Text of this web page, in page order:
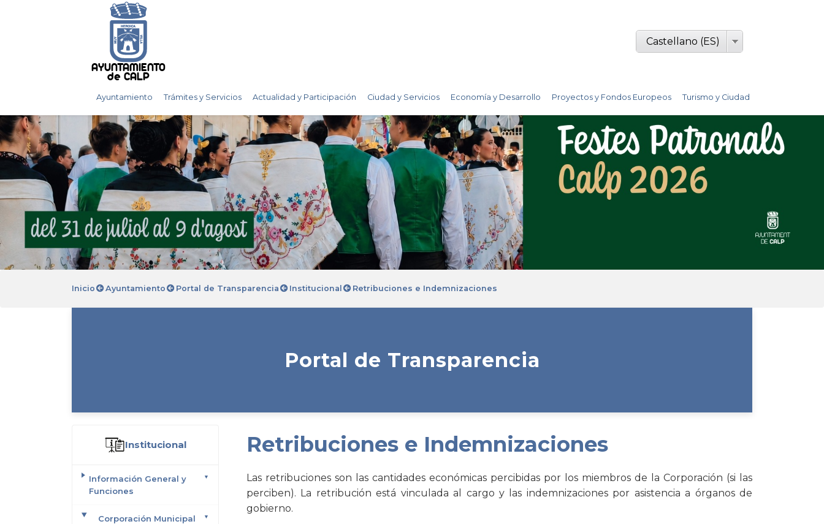
AYUNTAMIENTO
de CALP
Castellano (ES)
Ayuntamiento Trámites y Servicios Actualidad y Participación Ciudad y Servicios Economía y Desarrollo Proyectos y Fondos Europeos Turismo y Ciudad
Inicio Ayuntamiento Portal de Transparencia Institucional Retribuciones e Indemnizaciones
Portal de Transparencia
Institucional
Información General y
Funciones
Corporación Municipal
Retribuciones e Indemnizaciones
Las retribuciones son las cantidades económicas percibidas por los miembros de la Corporación (si las
perciben). La retribución está vinculada al cargo y las indemnizaciones por asistencia a órganos de
gobierno.